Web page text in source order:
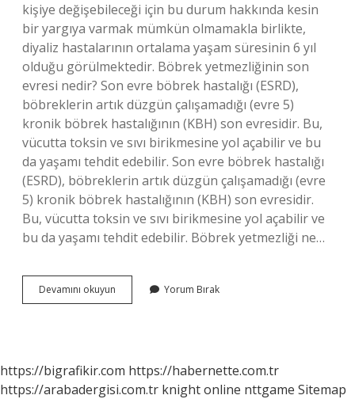
kişiye değişebileceği için bu durum hakkında kesin
bir yargıya varmak mümkün olmamakla birlikte,
diyaliz hastalarının ortalama yaşam süresinin 6 yıl
olduğu görülmektedir. Böbrek yetmezliğinin son
evresi nedir? Son evre böbrek hastalığı (ESRD),
böbreklerin artık düzgün çalışamadığı (evre 5)
kronik böbrek hastalığının (KBH) son evresidir. Bu,
vücutta toksin ve sıvı birikmesine yol açabilir ve bu
da yaşamı tehdit edebilir. Son evre böbrek hastalığı
(ESRD), böbreklerin artık düzgün çalışamadığı (evre
5) kronik böbrek hastalığının (KBH) son evresidir.
Bu, vücutta toksin ve sıvı birikmesine yol açabilir ve
bu da yaşamı tehdit edebilir. Böbrek yetmezliği ne…
Devamını okuyun
Evre
Yorum Bırak
https://bigrafikir.com https://habernette.com.tr
https://arabadergisi.com.tr knight online nttgame Sitemap